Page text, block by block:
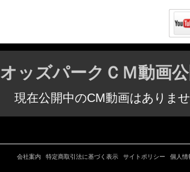
オッズパークＣＭ動画
現在公開中のCM動画はありませ
会社案内 特定商取引法に基づく表示 サイトポリシー 個人情